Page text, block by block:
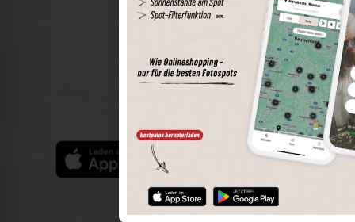
Spots speichern
Sonnenstände am Spot
Spotdetails
Filterfunktion
Finde die besten Fotospots noch einfacher mit unserer
App für iOS und Android und genieße einen größeren